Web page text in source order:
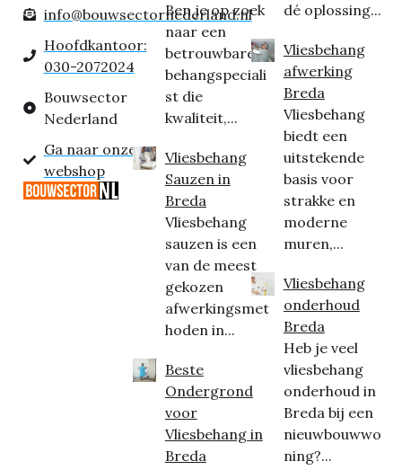
info@bouwsectornederland.nl
Hoofdkantoor:
030-2072024
Bouwsector
Nederland
Ga naar onze
webshop
Ben je op zoek
naar een
betrouwbare
behangspeciali
st die
kwaliteit,...
Vliesbehang
Sauzen in
Breda
Vliesbehang
sauzen is een
van de meest
gekozen
afwerkingsmet
hoden in...
Beste
Ondergrond
voor
Vliesbehang in
Breda
dé oplossing...
Vliesbehang
afwerking
Breda
Vliesbehang
biedt een
uitstekende
basis voor
strakke en
moderne
muren,...
Vliesbehang
onderhoud
Breda
Heb je veel
vliesbehang
onderhoud in
Breda bij een
nieuwbouwwo
ning?...